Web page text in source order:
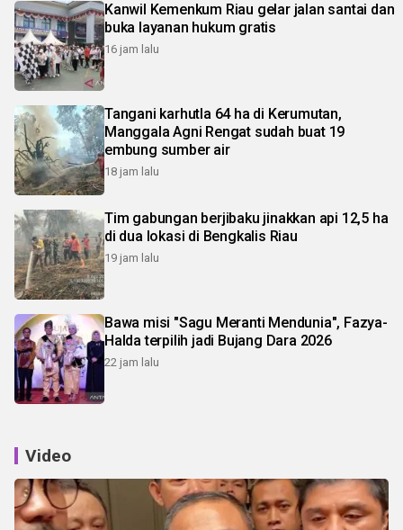
Kanwil Kemenkum Riau gelar jalan santai dan
buka layanan hukum gratis
16 jam lalu
Tangani karhutla 64 ha di Kerumutan,
Manggala Agni Rengat sudah buat 19
embung sumber air
18 jam lalu
Tim gabungan berjibaku jinakkan api 12,5 ha
di dua lokasi di Bengkalis Riau
19 jam lalu
Bawa misi "Sagu Meranti Mendunia", Fazya-
Halda terpilih jadi Bujang Dara 2026
22 jam lalu
Video